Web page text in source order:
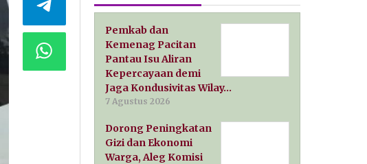
Pemkab dan
Kemenag Pacitan
Pantau Isu Aliran
Kepercayaan demi
Jaga Kondusivitas Wilay…
7 Agustus 2026
Dorong Peningkatan
Gizi dan Ekonomi
Warga, Aleg Komisi